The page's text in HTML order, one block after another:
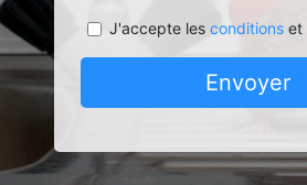
J'accepte les conditionset
Envoyer